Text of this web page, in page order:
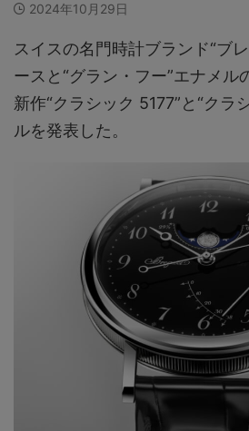
2024年10月29日
スイスの名門時計ブランド“ブ
ースと“グラン・フー”エナメル
新作“クラシック 5177”と“クラ
ルを発表した。